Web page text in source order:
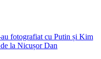
au fotografiat cu Putin și Kim
la Nicușor Dan